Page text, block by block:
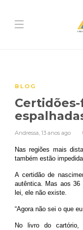
BLOG
Andressa, 13 anos ago
Nas regiões mais
também estão
A certidão de
autêntica. Mas aos
lei, ele não existe.
“Agora não sei o que
No livro do